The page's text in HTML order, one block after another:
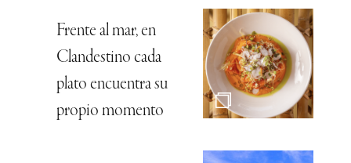
Frente al mar, en
Clandestino cada
plato encuentra su
propio momento